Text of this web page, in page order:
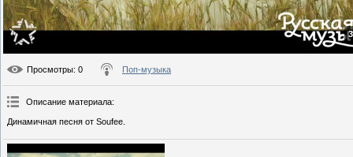
Просмотры: 0 Поп-музыка
Описание материала:
Динамичная песня от Soufee.